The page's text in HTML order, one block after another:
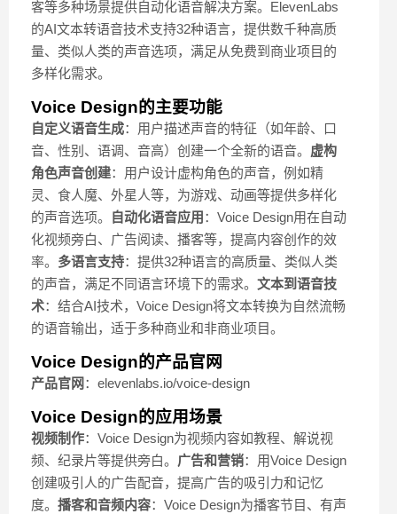
客等多种场景提供自动化语音解决方案。ElevenLabs
的AI文本转语音技术支持32种语言，提供数千种高质
量、类似人类的声音选项，满足从免费到商业项目的
多样化需求。
Voice Design的主要功能
自定义语音生成：用户描述声音的特征（如年龄、口
音、性别、语调、音高）创建一个全新的语音。 虚构
角色声音创建：用户设计虚构角色的声音，例如精
灵、食人魔、外星人等，为游戏、动画等提供多样化
的声音选项。
自动化语音应用 ：Voice Design用在自动
化视频旁白、广告阅读、播客等，提高内容创作的效
率。 多语言支持：提供32种语言的高质量、类似人类
的声音，满足不同语言环境下的需求。 文本到语音技
术：结合AI技术，Voice Design将文本转换为自然流畅
的语音输出，适于多种商业和非商业项目。
Voice Design的产品官网
产品官网 ：elevenlabs.io/voice-design
Voice Design的应用场景
视频制作：Voice Design为视频内容如教程、解说视
频、纪录片等提供旁白。 广告和营销：用Voice Design
创建吸引人的广告配音，提高广告的吸引力和记忆
度。 播客和音频内容：Voice Design为播客节目、有声